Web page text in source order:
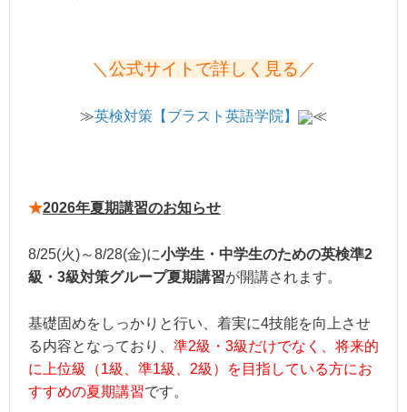
＼ 公式サイトで詳しく見る ／
≫英検対策【ブラスト英語学院】 ≪
★2026年夏期講習のお知らせ
8/25(火)～8/28(金)に小学生・中学生のための英検準2
級・3級対策グループ夏期講習が開講されます。
基礎固めをしっかりと行い、着実に4技能を向上させ
る内容となっており、 準2級・3級だけでなく、将来的
に上位級（1級、準1級、2級）を目指している方にお
すすめの夏期講習です。